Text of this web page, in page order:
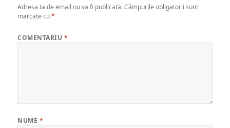
Adresa ta de email nu va fi publicată. Câmpurile obligatorii sunt
marcate cu*
COMENTARIU *
NUME *